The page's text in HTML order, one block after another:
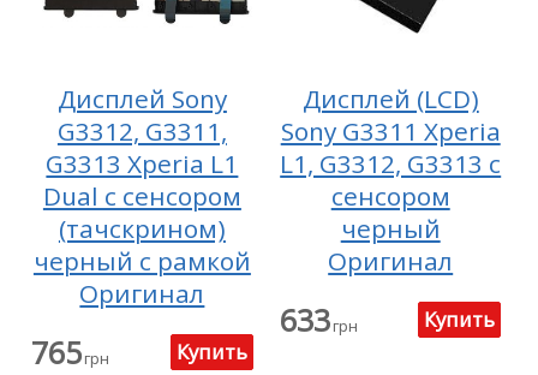
Дисплей Sony
G3312, G3311,
G3313 Xperia L1
Dual с сенсором
(тачскрином)
черный с рамкой
Оригинал
765грн
Дисплей (LCD)
Sony G3311 Xperia
L1, G3312, G3313 с
сенсором
черный
Оригинал
633грн